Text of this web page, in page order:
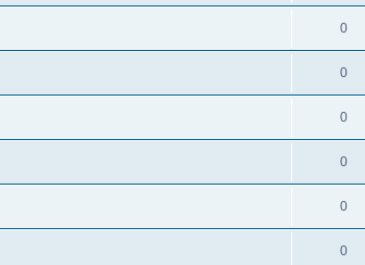
0
0
0
0
0
0